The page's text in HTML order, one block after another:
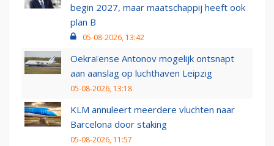
begin 2027, maar maatschappij heeft ook
plan B
05-08-2026, 13:42
Oekraïense Antonov mogelijk ontsnapt
aan aanslag op luchthaven Leipzig
05-08-2026, 13:18
KLM annuleert meerdere vluchten naar
Barcelona door staking
05-08-2026, 11:57